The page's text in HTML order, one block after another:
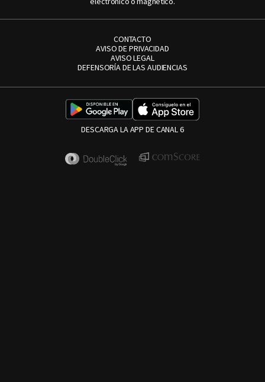
CONTACTO
AVISO DE PRIVACIDAD
AVISO LEGAL
DEFENSORÍA DE LAS AUDIENCIAS
DESCARGA LA APP DE CANAL 6